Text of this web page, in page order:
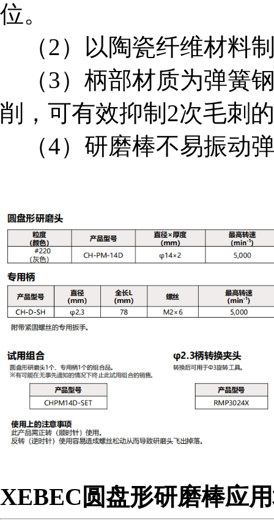
税务登记证
营业执照
位。
（2）以陶瓷纤维材料
（3）柄部材质为弹簧
削，可有效抑制2次毛刺
（4）研磨棒不易振动
XEBEC圆盘形研磨棒应